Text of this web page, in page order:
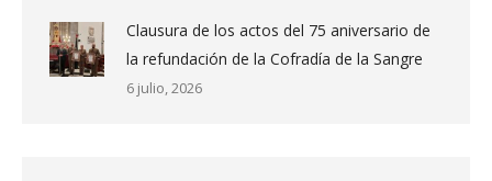
Clausura de los actos del 75 aniversario de
la refundación de la Cofradía de la Sangre
6 julio, 2026